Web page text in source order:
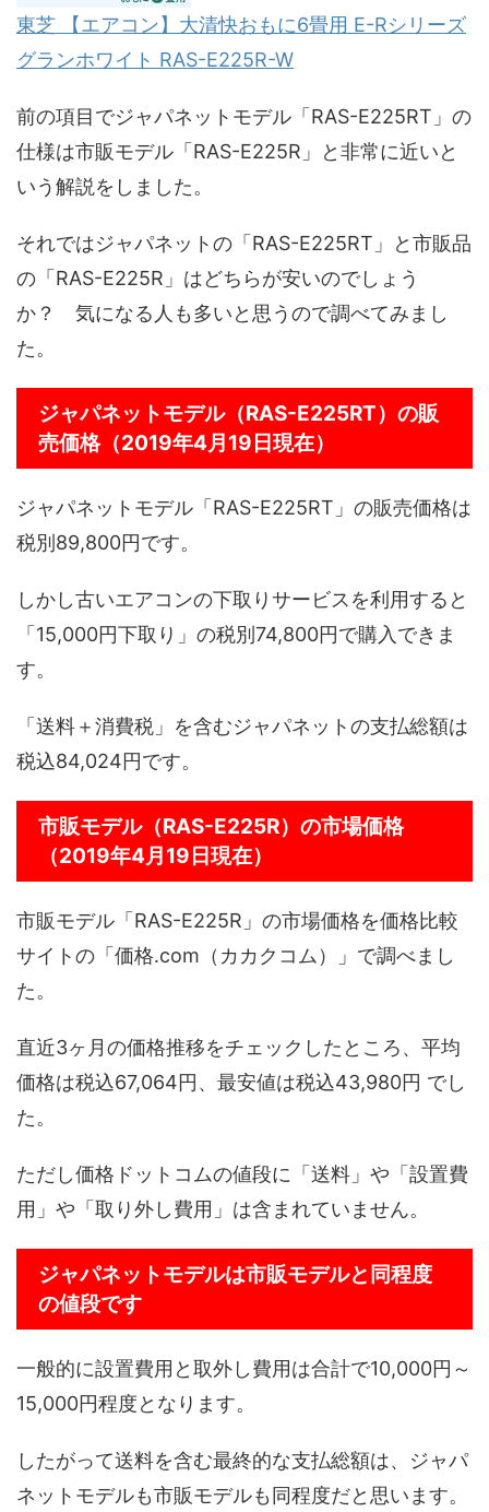
東芝 【エアコン】大清快おもに6畳用 E-Rシリーズ
グランホワイト RAS-E225R-W
前の項目でジャパネットモデル「RAS-E225RT」の
仕様は市販モデル「RAS-E225R」と非常に近いと
いう解説をしました。
それではジャパネットの「RAS-E225RT」と市販品
の「RAS-E225R」はどちらが安いのでしょう
か？ 気になる人も多いと思うので調べてみまし
た。
ジャパネットモデル（RAS-E225RT）の販
売価格（2019年4月19日現在）
ジャパネットモデル「RAS-E225RT」の販売価格は
税別89,800円です。
しかし古いエアコンの下取りサービスを利用すると
「15,000円下取り」の税別74,800円で購入できま
す。
「送料＋消費税」を含むジャパネットの支払総額は
税込84,024円です。
市販モデル（RAS-E225R）の市場価格
（2019年4月19日現在）
市販モデル「RAS-E225R」の市場価格を価格比較
サイトの「価格.com（カカクコム）」で調べまし
た。
直近3ヶ月の価格推移をチェックしたところ、平均
価格は税込67,064円、最安値は税込43,980円 でし
た。
ただし価格ドットコムの値段に「送料」や「設置費
用」や「取り外し費用」は含まれていません。
ジャパネットモデルは市販モデルと同程度
の値段です
一般的に設置費用と取外し費用は合計で10,000円～
15,000円程度となります。
したがって送料を含む最終的な支払総額は、ジャパ
ネットモデルも市販モデルも同程度だと思います。